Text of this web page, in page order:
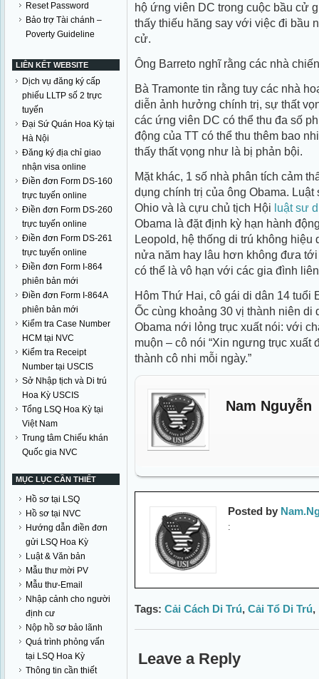
Reset Password
Bảo trợ Tài chánh –
Poverty Guideline
LIÊN KẾT WEBSITE
Dịch vụ đăng ký cấp
phiếu LLTP số 2 trực
tuyến
Đại Sứ Quán Hoa Kỳ tại
Hà Nội
Đăng ký địa chỉ giao
nhận visa online
Điền đơn Form DS-160
trực tuyến online
Điền đơn Form DS-260
trực tuyến online
Điền đơn Form DS-261
trực tuyến online
Điền đơn Form I-864
phiên bản mới
Điền đơn Form I-864A
phiên bản mới
Kiểm tra Case Number
HCM tại NVC
Kiểm tra Receipt
Number tại USCIS
Sở Nhập tịch và Di trú
Hoa Kỳ USCIS
Tổng LSQ Hoa Kỳ tại
Việt Nam
Trung tâm Chiếu khán
Quốc gia NVC
MỤC LỤC CẦN THIẾT
Hồ sơ tại LSQ
Hồ sơ tại NVC
Hướng dẫn điền đơn
gửi LSQ Hoa Kỳ
Luật & Văn bản
Mẫu thư mời PV
Mẫu thư-Email
Nhập cảnh cho người
định cư
Nộp hồ sơ bảo lãnh
Quá trình phỏng vấn
tại LSQ Hoa Kỳ
Thông tin cần thiết
hộ ứng viên DC trong cuộc bầu cử
thấy thiếu hăng say với việc đi bầu
cử.
Ông Barreto nghĩ rằng các nhà
Bà Tramonte tin rằng tuy các nhà
diễn ảnh hưởng chính trị, sự thất
các ứng viên DC có thể thu đa số
động của TT có thể thu thêm bao
thấy thất vọng như là bị phản bội.
Mặt khác, 1 số nhà phân tích cảm
dụng chính trị của ông Obama.
Ohio và là cựu chủ tịch Hội luật sư
Obama là đặt định kỳ hạn hành
Leopold, hệ thống di trú không hiệu
nửa năm hay lâu hơn không đưa
có thể là vô hạn với các gia đình
Hôm Thứ Hai, cô gái di dân 14 tuổi
Ốc cùng khoảng 30 vị thành niên
Obama nới lỏng trục xuất nói: với
muộn – cô nói “Xin ngưng trục xuất
thành cô nhi mỗi ngày.”
Nam Nguyễn
Posted by
:
Tags: Cải Cách Di Trú, Cải Tổ Di Trú,
Leave a Reply